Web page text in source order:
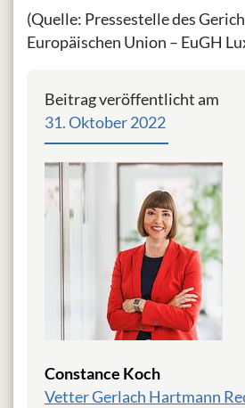
(Quelle: Pressestelle des
Europäischen Union – EuGH
Beitrag veröffentlicht am
31. Oktober 2022
Constance Koch
Vetter Gerlach Hartmann